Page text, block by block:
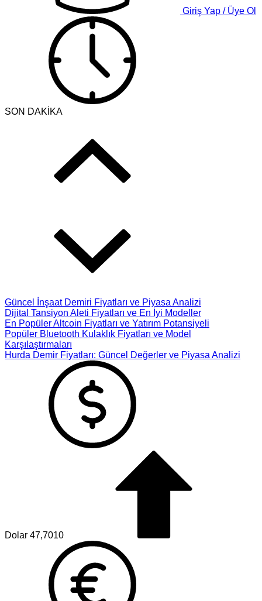
Giriş Yap / Üye Ol
SON DAKİKA
Güncel İnşaat Demiri Fiyatları ve Piyasa Analizi
Dijital Tansiyon Aleti Fiyatları ve En İyi Modeller
En Popüler Altcoin Fiyatları ve Yatırım Potansiyeli
Popüler Bluetooth Kulaklık Fiyatları ve Model
Karşılaştırmaları
Hurda Demir Fiyatları: Güncel Değerler ve Piyasa Analizi
Dolar 47,7010